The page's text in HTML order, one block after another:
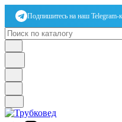
Подпишитесь на наш